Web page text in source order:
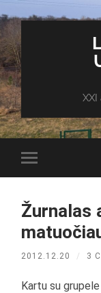
Toggle
mobile
Žurnalas
2012.12.20 / 3
Kartu su